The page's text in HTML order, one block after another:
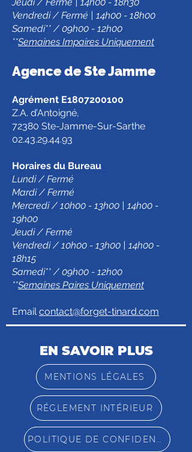
Vendredi / Fermé | 14h00 - 18h00
Samedi** / 09h00 - 12h00
**Semaines Impaires Uniquement
Agence de Ste Jamme
Agrément E1807200100
Z.A. d’Antoigné,
72380 Ste-Jamme-Sur-Sarthe
02.43.29.44.93
Horaires du Bureau
Lundi / Fermé
Mardi / Fermé
Mercredi / 10h00 - 13h00 | 14h00 -
19h00
Jeudi / Fermé
Vendredi / 10h00 - 13h00 | 14h00 -
18h15
Samedi** / 09h00 - 12h00
**Semaines Paires Uniquement
Emailcontact@forget-tinard.com
EN SAVOIR PLUS
MENTIONS LÉGALES
RÉGLEMENT INTÉRIEUR
POLITIQUE DE CONFIDENTIALITÉ